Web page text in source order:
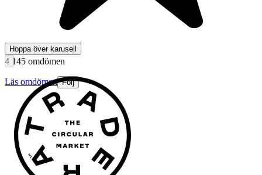
4 145 omdömen
Läs omdömen Följ
Hoppa över karusell